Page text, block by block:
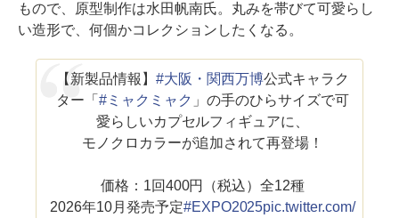
もので、原型制作は水田帆南氏。丸みを帯びて可愛らし
い造形で、何個かコレクションしたくなる。
【新製品情報】#大阪・関西万博公式キャラク
ター「#ミャクミャク 」の手のひらサイズで可
愛らしいカプセルフィギュアに、
モノクロカラーが追加されて再登場！
価格：1回400円（税込）全12種
2026年10月発売予定#EXPO2025pic.twitter.com/